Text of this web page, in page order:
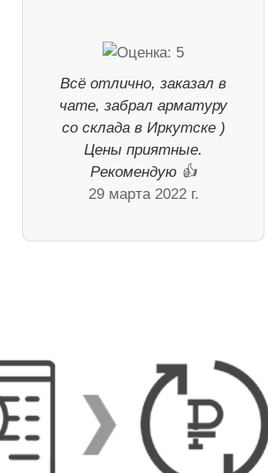
Всё отлично, заказал в
чате, забрал арматуру
со склада в Иркутске )
Цены приятные.
Рекомендую 👍
29 марта 2022 г.